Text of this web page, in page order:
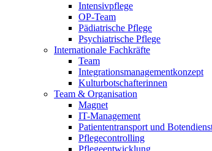
Intensivpflege
OP-Team
Pädiatrische Pflege
Psychiatrische Pflege
Internationale Fachkräfte
Team
Integrationsmanagementkonzept
Kulturbotschafterinnen
Team & Organisation
Magnet
IT-Management
Patiententransport und
Pflegecontrolling